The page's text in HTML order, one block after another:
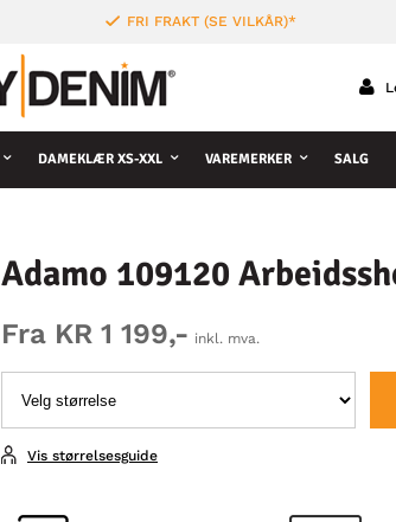
FRI FRAKT (SE VILKÅR)*
DAMEKLÆR XS-XXL VAREMERKER SALG
Adamo 109120
Fra KR 1 199,- inkl. mva.
Vis størrelsesguide